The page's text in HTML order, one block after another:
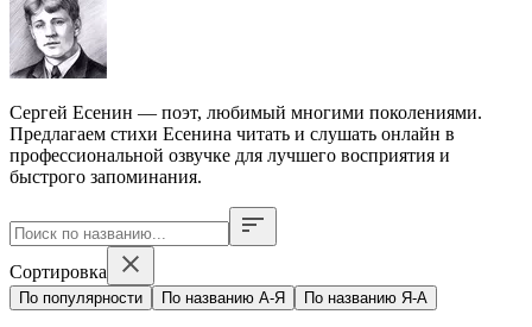
Сергей Есенин — поэт, любимый многими поколениями.
Предлагаем стихи Есенина читать и слушать онлайн в
профессиональной озвучке для лучшего восприятия и
быстрого запоминания.
Сортировка
По популярности По названию А-Я По названию Я-А